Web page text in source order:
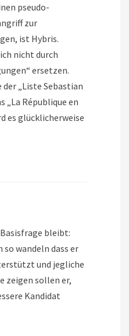
pseudo-
zur
ist Hybris.
nicht durch
ersetzen.
„Liste Sebastian
„La République en
es glücklicherweise
bleibt:
so wandeln dass er
und jegliche
zeigen sollen er,
Kandidat